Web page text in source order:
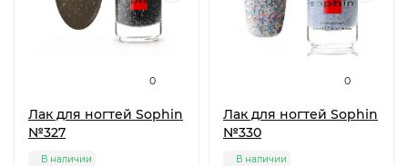
0
Лак для ногтей Sophin
№327
В наличии
0
Лак для ногтей Sophin
№330
В наличии